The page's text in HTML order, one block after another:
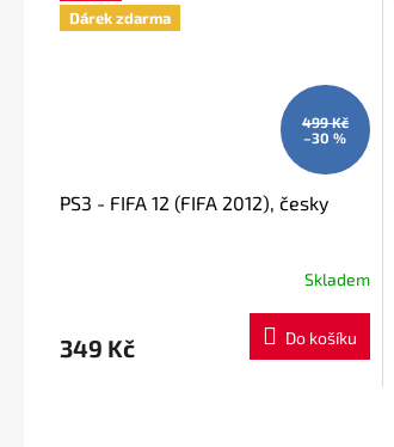
Dárek zdarma
499 Kč
–30 %
PS3 - FIFA 12 (FIFA 2012), česky
Skladem
349 Kč Do košíku